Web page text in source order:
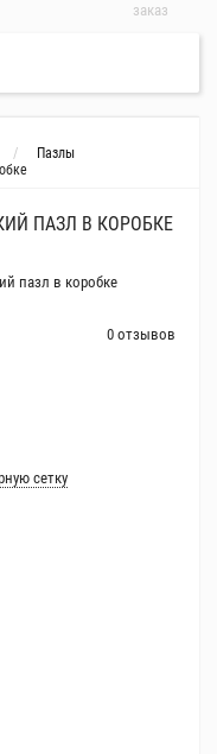
заказ
Пазлы
ПАЗЛ В КОРОБКЕ
0 отзывов
сетку